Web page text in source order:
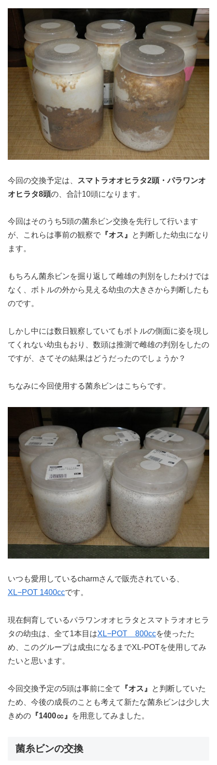
今回の交換予定は、
スマトラオオヒラタ2頭・パラワンオ
オヒラタ8頭の、合計10頭になります。
今回はそのうち5頭の菌糸ビン交換を先行して行います
が、これらは事前の観察で 『オス』
と判断した幼虫になり
ます。
もちろん菌糸ビンを掘り返して雌雄の判別をしたわけでは
なく、ボトルの外から見える幼虫の大きさから判断したも
のです。
しかし中には数日観察していてもボトルの側面に姿を現し
てくれない幼虫もおり、数頭は推測で雌雄の判別をしたの
ですが、さてその結果はどうだったのでしょうか？
ちなみに今回使用する菌糸ビンはこちらです。
いつも愛用しているcharmさんで販売されている、
XL−POT 1400ccです。
現在飼育しているパラワンオオヒラタとスマトラオオヒラ
タの幼虫は、全て1本目はXL−POT 800ccを使ったた
め、このグループは成虫になるまでXL-POTを使用してみ
たいと思います。
今回交換予定の5頭は事前に全て 『オス』
と判断していた
ため、今後の成長のことも考えて新たな菌糸ビンは少し大
きめの 『1400㏄』 を用意してみました。
菌糸ビンの交換